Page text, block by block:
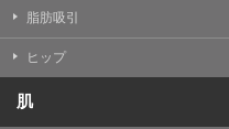
として患者様の履歴情報
アクセスログはWEBサイ
る統計分析のために使用
用されることはありません
脂肪吸引
ヒップ
肌